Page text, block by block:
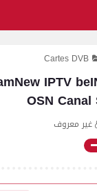
Cartes DVB
IPTV
OSN Canal
غير معروف